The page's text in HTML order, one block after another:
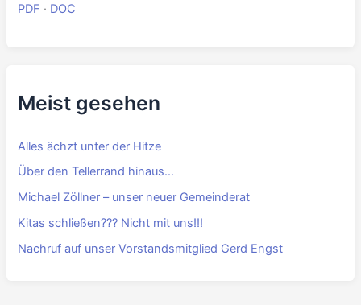
PDF · DOC
Meist gesehen
Alles ächzt unter der Hitze
Über den Tellerrand hinaus…
Michael Zöllner – unser neuer Gemeinderat
Kitas schließen??? Nicht mit uns!!!
Nachruf auf unser Vorstandsmitglied Gerd Engst